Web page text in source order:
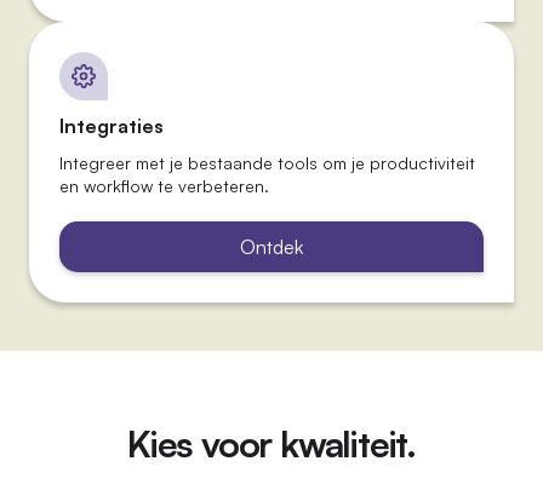
Integraties
Integreer met je bestaande tools om je productiviteit
en workflow te verbeteren.
Ontdek
Kies voor kwaliteit.